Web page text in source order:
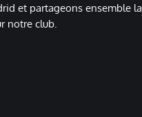
et partageons ensemble la
notre club.